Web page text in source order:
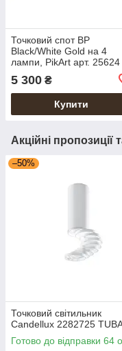
Точковий спот BP
Black/White Gold на 4
лампи, PikArt арт. 25624
5 300 ₴
Купити
Акційні пропозиції
–50%
Точковий світильник
Candellux 2282725
Готово до відправки 64